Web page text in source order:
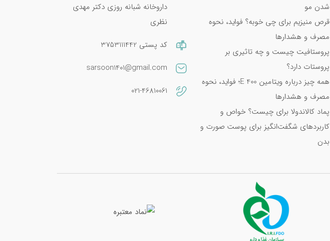
شدن مو
قرص منیزیم برای چی خوبه؟ فواید، نحوه
مصرف و هشدارها
پروستافیت چیست و چه تاثیری بر
پروستات دارد؟
همه چیز درباره ویتامین E 400؛ فواید، نحوه
مصرف و هشدارها
پماد کالاندولا برای چیست؟ خواص و
کاربردهای شگفت‌انگیز برای پوست صورت و
بدن
داروخانه شبانه روزی دکتر مهدی
نظری
کد پستی 3753111442
sarsoon1401@gmail.com
021-46810061